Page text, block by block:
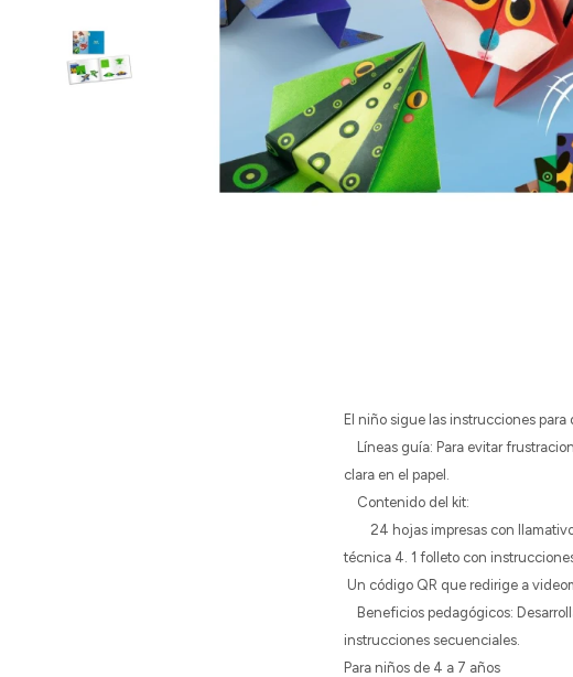
El niño sigue las instrucciones para
Líneas guía: Para evitar
clara en el papel.
Contenido del kit:
24 hojas impresas con
técnica 4. 1 folleto con
Un código QR que redirige a
Beneficios pedagógicos:
instrucciones secuenciales.
Para niños de 4 a 7 años